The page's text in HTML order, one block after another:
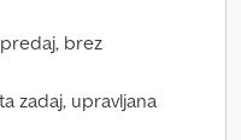
brez
zadaj, upravljana